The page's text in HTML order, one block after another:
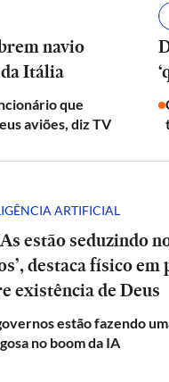
navio
Itália
que
aviões, diz TV
ARTIFICIAL
estão seduzindo
destaca físico em
existência de Deus
estão fazendo
no boom da IA